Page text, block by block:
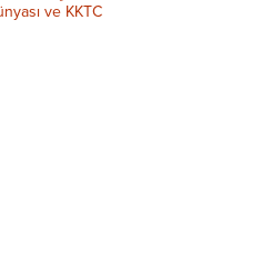
ve KKTC